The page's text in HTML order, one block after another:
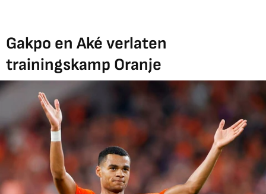
Gakpo en Aké verlaten
trainingskamp Oranje